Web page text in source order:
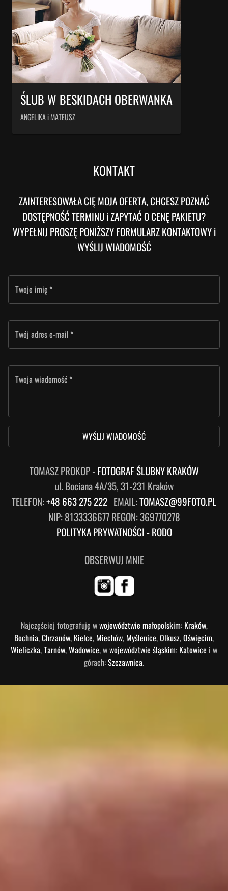
ŚLUB W BESKIDACH OBERWANKA
ANGELIKA i MATEUSZ
KONTAKT
ZAINTERESOWAŁA CIĘ MOJA OFERTA, CHCESZ POZNAĆ
DOSTĘPNOŚĆ TERMINU i ZAPYTAĆ O CENĘ PAKIETU?
WYPEŁNIJ PROSZĘ PONIŻSZY FORMULARZ KONTAKTOWY i
WYŚLIJ WIADOMOŚĆ
Twoje imię *
Twój adres e-mail *
Twoja wiadomość *
WYŚLIJ WIADOMOŚĆ
TOMASZ PROKOP -FOTOGRAF ŚLUBNY KRAKÓW
ul. Bociana 4A/35, 31-231 Kraków
TELEFON:+48 663 275 222 EMAIL:TOMASZ@99FOTO.PL
NIP: 8133336677 REGON: 369770278
POLITYKA PRYWATNOŚCI - RODO
OBSERWUJ MNIE
Najczęściej fotografuję wwojewództwie małopolskim: Kraków,
Bochnia,Chrzanów, Kielce, Miechów, Myślenice,Olkusz,Oświęcim,
Wieliczka,Tarnów,Wadowice, wwojewództwie śląskim: Katowice i w
górach:Szczawnica.